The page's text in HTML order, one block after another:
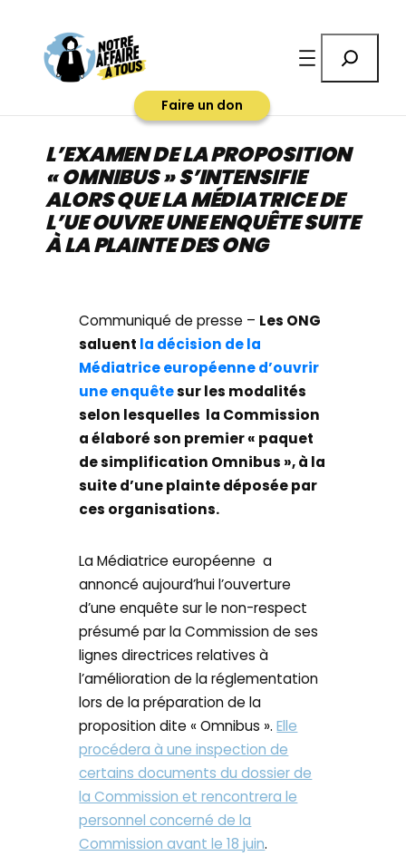
contenu
Faire un don
L’EXAMEN DE LA PROPOSITION
« OMNIBUS » S’INTENSIFIE
ALORS QUE LA MÉDIATRICE DE
L’UE OUVRE UNE ENQUÊTE SUITE
À LA PLAINTE DES ONG
Communiqué de presse – Les ONG
saluent la décision de la
Médiatrice européenne d’ouvrir
une enquêtesur les modalités
selon lesquelles la Commission
a élaboré son premier « paquet
de simplification Omnibus », à la
suite d’une plainte déposée par
ces organisations.
La Médiatrice européenne a
annoncé aujourd’hui l’ouverture
d’une enquête sur le non-respect
présumé par la Commission de ses
lignes directrices relatives à
l’amélioration de la réglementation
lors de la préparation de la
proposition dite « Omnibus ».Elle
procédera à une inspection de
certains documents du dossier de
la Commission et rencontrera le
personnel concerné de la
Commission avant le 18 juin.